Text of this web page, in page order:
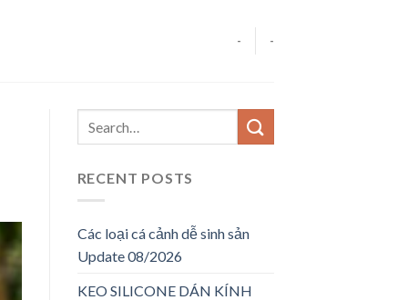
- -
RECENT POSTS
Các loại cá cảnh dễ sinh sản
Update 08/2026
KEO SILICONE DÁN KÍNH